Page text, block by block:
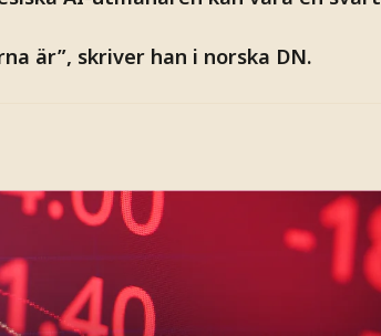
är”, skriver han i norska DN.